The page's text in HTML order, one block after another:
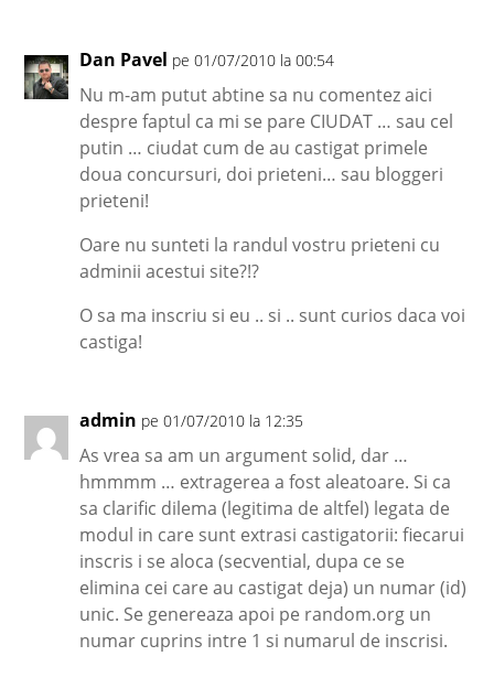
Dan Pavel pe 01/07/2010 la 00:54
Nu m-am putut abtine sa nu comentez aici
despre faptul ca mi se pare CIUDAT … sau cel
putin … ciudat cum de au castigat primele
doua concursuri, doi prieteni… sau bloggeri
prieteni!
Oare nu sunteti la randul vostru prieteni cu
adminii acestui site?!?
O sa ma inscriu si eu .. si .. sunt curios daca voi
castiga!
admin pe 01/07/2010 la 12:35
As vrea sa am un argument solid, dar …
hmmmm … extragerea a fost aleatoare. Si ca
sa clarific dilema (legitima de altfel) legata de
modul in care sunt extrasi castigatorii: fiecarui
inscris i se aloca (secvential, dupa ce se
elimina cei care au castigat deja) un numar (id)
unic. Se genereaza apoi pe random.org un
numar cuprins intre 1 si numarul de inscrisi.